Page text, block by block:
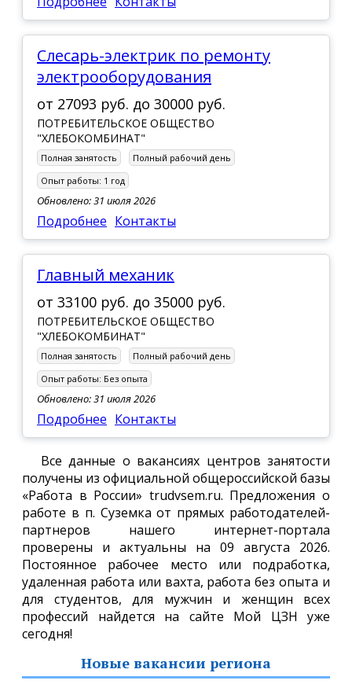
слесарь-электрик по ремонту
электрооборудования
от 27093 руб. до 30000 руб.
ПОТРЕБИТЕЛЬСКОЕ ОБЩЕСТВО
"ХЛЕБОКОМБИНАТ"
Полная занятость
Полный рабочий день
Опыт работы: 1 год
Обновлено: 31 июля 2026
Подробнее Контакты
главный механик
от 33100 руб. до 35000 руб.
ПОТРЕБИТЕЛЬСКОЕ ОБЩЕСТВО
"ХЛЕБОКОМБИНАТ"
Полная занятость
Полный рабочий день
Опыт работы: Без опыта
Обновлено: 31 июля 2026
Подробнее Контакты
Все данные о вакансиях центров занятости
получены из официальной общероссийской базы
«Работа в России» trudvsem.ru. Предложения о
работе в п. Суземка от прямых работодателей-
партнеров нашего интернет-портала
проверены и актуальны на 09 августа 2026.
Постоянное рабочее место или подработка,
удаленная работа или вахта, работа без опыта и
для студентов, для мужчин и женщин всех
профессий найдется на сайте Мой ЦЗН уже
сегодня!
Новые вакансии региона